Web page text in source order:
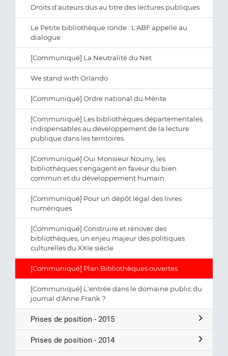
Droits d'auteurs dus au titre des lectures publiques
Le Petite bibliothèque ronde : L'ABF appelle au
dialogue
[Communiqué] La Neutralité du Net
We stand with Orlando
[Communiqué] Ordre national du Mérite
[Communiqué] Les bibliothèques départementales
indispensables au développement de la lecture
publique dans les territoires
[Communiqué] Oui Monsieur Nourry, les
bibliothèques s'engagent en faveur du bien
commun et du développement humain
[Communiqué] Pour un dépôt légal des livres
numériques
[Communiqué] Construire et rénover des
bibliothèques, un enjeu majeur des politiques
culturelles du XXIe siècle
[Communiqué] Plan Bibliothèques ouvertes
[Communiqué] L'entrée dans le domaine public du
journal d'Anne Frank ?
Prises de position - 2015
Prises de position - 2014